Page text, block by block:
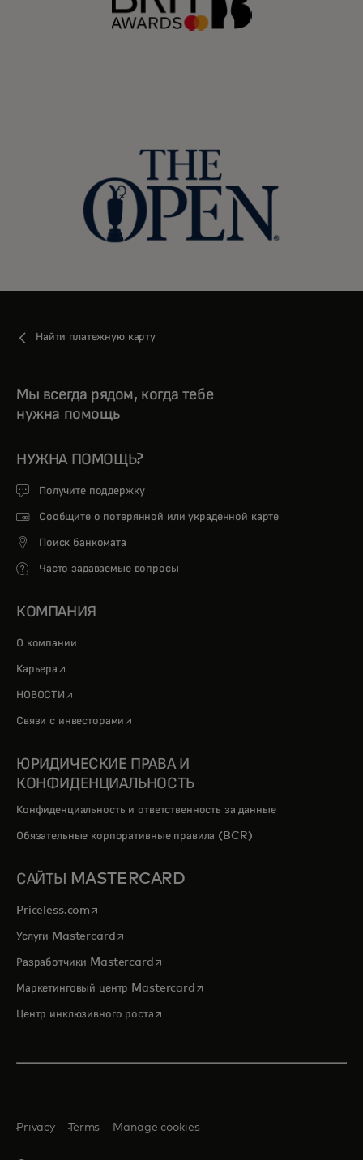
Найти платежную карту
Мы всегда рядом, когда тебе
нужна помощь
НУЖНА ПОМОЩЬ?
Получите поддержку
Сообщите о потерянной или украденной карте
Поиск банкомата
Часто задаваемые вопросы
КОМПАНИЯ
О компании
Карьера opens in a new tab
НОВОСТИ opens in a new tab
Связи с инвесторами opens in a new tab
ЮРИДИЧЕСКИЕ ПРАВА И
КОНФИДЕНЦИАЛЬНОСТЬ
Конфиденциальность и ответственность за данные
Обязательные корпоративные правила (BCR)
САЙТЫ MASTERCARD
Priceless.com opens in a new tab
Услуги Mastercardopens in a new tab
Разработчики Mastercardopens in a new tab
Маркетинговый центр Mastercardopens in a new tab
Центр инклюзивного ростаopens in a new tab
Privacy Terms Manage cookies